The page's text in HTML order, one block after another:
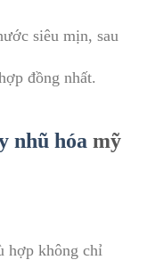
siêu mịn, sau
đồng nhất.
nhũ hóa mỹ
hợp không chỉ